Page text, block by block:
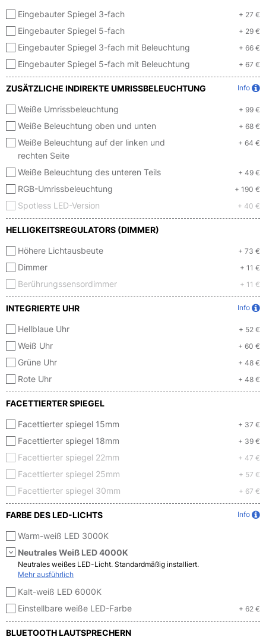
Eingebauter Spiegel 3-fach + 27 €
Eingebauter Spiegel 5-fach + 29 €
Eingebauter Spiegel 3-fach mit Beleuchtung + 66 €
Eingebauter Spiegel 5-fach mit Beleuchtung + 67 €
ZUSÄTZLICHE INDIREKTE UMRISSBELEUCHTUNG Info
Weiße Umrissbeleuchtung + 99 €
Weiße Beleuchtung oben und unten + 68 €
Weiße Beleuchtung auf der linken und
rechten Seite
+ 64 €
Weiße Beleuchtung des unteren Teils + 49 €
RGB-Umrissbeleuchtung + 190 €
Spotless LED-Version + 40 €
HELLIGKEITSREGULATORS (DIMMER)
Höhere Lichtausbeute + 73 €
Dimmer + 11 €
Berührungssensordimmer + 11 €
INTEGRIERTE UHR Info
Hellblaue Uhr + 52 €
Weiß Uhr + 60 €
Grüne Uhr + 48 €
Rote Uhr + 48 €
FACETTIERTER SPIEGEL
Facettierter spiegel 15mm + 37 €
Facettierter spiegel 18mm + 39 €
Facettierter spiegel 22mm + 47 €
Facettierter spiegel 25mm + 57 €
Facettierter spiegel 30mm + 67 €
FARBE DES LED-LICHTS Info
Warm-weiß LED 3000K
Neutrales Weiß LED 4000K
Neutrales weißes LED-Licht. Standardmäßig installiert.
Mehr ausführlich
Kalt-weiß LED 6000K
Einstellbare weiße LED-Farbe
+ 62 €
BLUETOOTH LAUTSPRECHERN